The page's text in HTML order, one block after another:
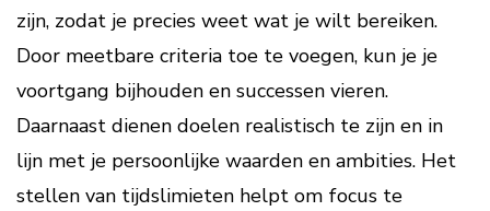
zijn, zodat je precies weet wat je wilt bereiken.
Door meetbare criteria toe te voegen, kun je je
voortgang bijhouden en successen vieren.
Daarnaast dienen doelen realistisch te zijn en in
lijn met je persoonlijke waarden en ambities. Het
stellen van tijdslimieten helpt om focus te